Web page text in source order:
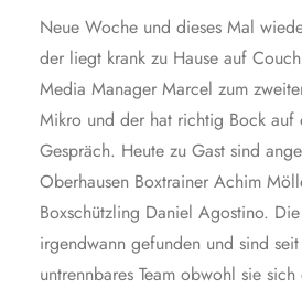
Neue Woche und dieses Mal
der liegt krank zu Hause auf
Media Manager Marcel zum
Mikro und der hat richtig Bock auf
Gespräch. Heute zu Gast sind
Oberhausen Boxtrainer Achim
Boxschützling Daniel Agostino.
irgendwann gefunden und sind
untrennbares Team obwohl sie